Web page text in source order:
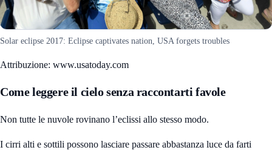
Solar eclipse 2017: Eclipse captivates nation, USA forgets troubles
Attribuzione: www.usatoday.com
Come leggere il cielo senza raccontarti favole
Non tutte le nuvole rovinano l’eclissi allo stesso modo.
I cirri alti e sottili possono lasciare passare abbastanza luce da farti